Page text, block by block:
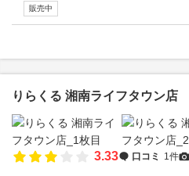
販売中
りらくる 湘南ライフタウン店
3.33 口コミ 1件